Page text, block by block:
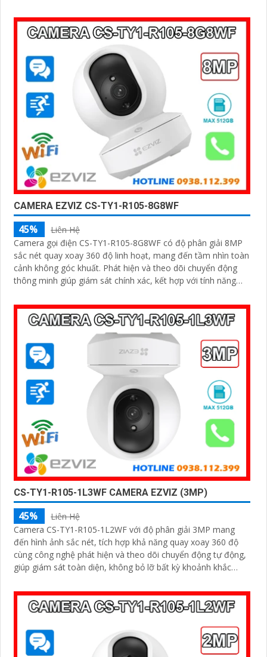
CAMERA EZVIZ CS-TY1-R105-8G8WF
45%
Liên Hệ
Camera gọi điện CS-TY1-R105-8G8WF có độ phân giải 8MP
sắc nét quay xoay 360 độ linh hoạt, mang đến tầm nhìn toàn
cảnh không góc khuất. Phát hiện và theo dõi chuyển động
thông minh giúp giám sát chính xác, kết hợp với tính năng
CS-TY1-R105-1L3WF CAMERA EZVIZ (3MP)
45%
Liên Hệ
Camera CS-TY1-R105-1L2WF với độ phân giải 3MP mang
đến hình ảnh sắc nét, tích hợp khả năng quay xoay 360 độ
cùng công nghệ phát hiện và theo dõi chuyển động tự động,
giúp giám sát toàn diện, không bỏ lỡ bất kỳ khoảnh khắc
ngoại lên đến 10m và khe cắm thẻ nhớ dung lượng 512GB,
đây chính là camera tối ưu với mức giá vô cùng hấp dẫn